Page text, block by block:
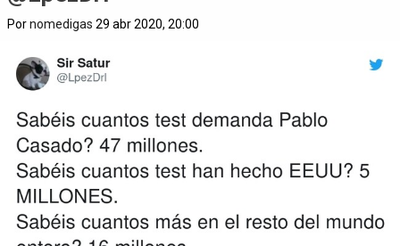
Pornomedigas 29 abr 2020, 20:00